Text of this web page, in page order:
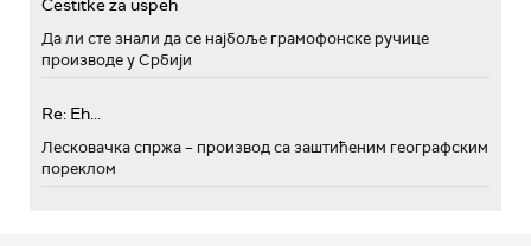
Cestitke za uspeh
Да ли сте знали да се најбоље грамофонске ручице
производе у Србији
Re: Eh...
Лесковачка спржа – производ са заштићеним географским
пореклом